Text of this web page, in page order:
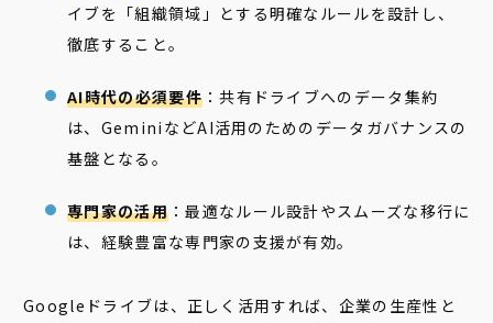
イブを「組織領域」とする明確なルールを設計し、
徹底すること。
AI時代の必須要件：共有ドライブへのデータ集約
は、GeminiなどAI活用のためのデータガバナンスの
基盤となる。
専門家の活用：最適なルール設計やスムーズな移行に
は、経験豊富な専門家の支援が有効。
Googleドライブは、正しく活用すれば、企業の生産性と